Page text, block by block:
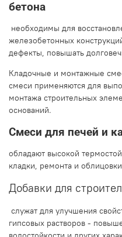
бетона
необходимы для
железобетонных
дефекты, повышать
Кладочные и монтажные
смеси применяются для
монтажа строительных
оснований.
Смеси для печей и
обладают высокой
кладки, ремонта и
Добавки для
служат для улучшения
гипсовых растворов -